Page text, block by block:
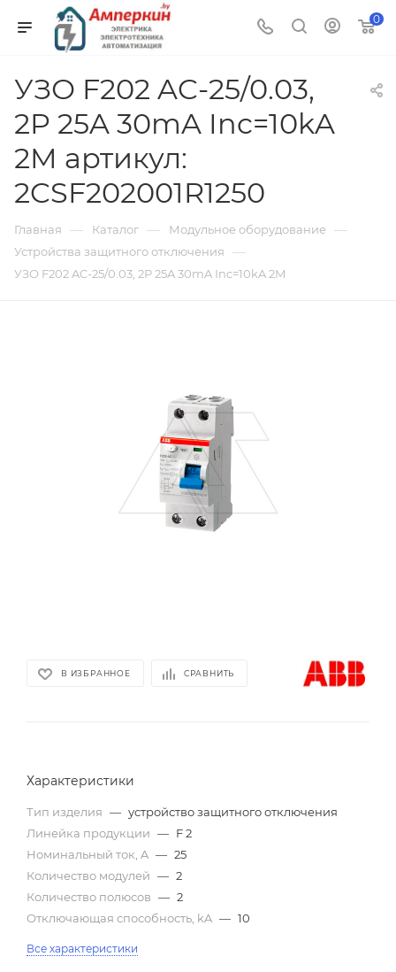
0
УЗО F202 AC-25/0.03,
2P 25A 30mA Inc=10kA
2M артикул:
2CSF202001R1250
Главная — Каталог — Модульное оборудование —
Устройства защитного отключения —
УЗО F202 AC-25/0.03, 2P 25A 30mA Inc=10kA 2M
В ИЗБРАННОЕ СРАВНИТЬ
Характеристики
Тип изделия — устройство защитного отключения
Линейка продукции — F 2
Номинальный ток, A — 25
Количество модулей — 2
Количество полюсов — 2
Отключающая способность, kA — 10
Все характеристики